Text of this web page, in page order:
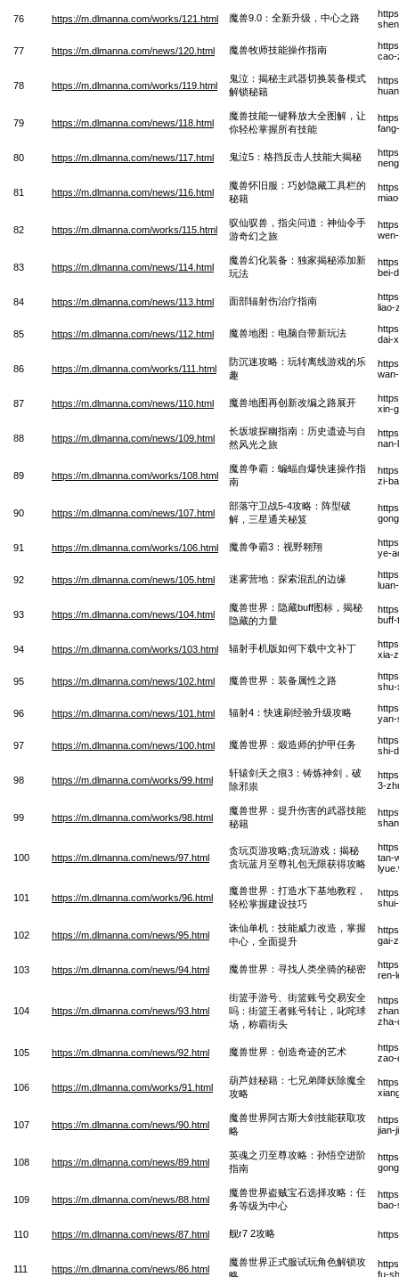
76 https://m.dlmanna.com/works/121.html 魔兽9.0：全新升级，中心之路
77 https://m.dlmanna.com/news/120.html 魔兽牧师技能操作指南
cao-
78 https://m.dlmanna.com/works/119.html
鬼泣：揭秘主武器切换装备模式
解锁秘籍
79 https://m.dlmanna.com/news/118.html
魔兽技能一键释放大全图解，让
你轻松掌握所有技能
80 https://m.dlmanna.com/news/117.html 鬼泣5：格挡反击人技能大揭秘
81 https://m.dlmanna.com/news/116.html
魔兽怀旧服：巧妙隐藏工具栏的
秘籍
82 https://m.dlmanna.com/works/115.html
驭仙驭兽，指尖问道：神仙令手
游奇幻之旅
83 https://m.dlmanna.com/news/114.html
魔兽幻化装备：独家揭秘添加新
玩法
bei-
84 https://m.dlmanna.com/news/113.html 面部辐射伤治疗指南
liao-
85 https://m.dlmanna.com/news/112.html 魔兽地图：电脑自带新玩法
dai-
86 https://m.dlmanna.com/works/111.html
防沉迷攻略：玩转离线游戏的乐
趣
87 https://m.dlmanna.com/news/110.html 魔兽地图再创新改编之路展开
xin-
88 https://m.dlmanna.com/news/109.html
长坂坡探幽指南：历史遗迹与自
然风光之旅
89 https://m.dlmanna.com/works/108.html
魔兽争霸：蝙蝠自爆快速操作指
南
zi-
90 https://m.dlmanna.com/news/107.html
部落守卫战5-4攻略：阵型破
解，三星通关秘笈
91 https://m.dlmanna.com/works/106.html 魔兽争霸3：视野翱翔
ye-
92 https://m.dlmanna.com/news/105.html 迷雾营地：探索混乱的边缘
93 https://m.dlmanna.com/news/104.html
魔兽世界：隐藏buff图标，揭秘
隐藏的力量
buff-
94 https://m.dlmanna.com/works/103.html 辐射手机版如何下载中文补丁
xia-
95 https://m.dlmanna.com/news/102.html 魔兽世界：装备属性之路
shu-
96 https://m.dlmanna.com/news/101.html 辐射4：快速刷经验升级攻略
yan-
97 https://m.dlmanna.com/news/100.html 魔兽世界：煅造师的护甲任务
shi-
98 https://m.dlmanna.com/works/99.html
轩辕剑天之痕3：铸炼神剑，破
除邪祟
3-
99 https://m.dlmanna.com/works/98.html
魔兽世界：提升伤害的武器技能
秘籍
100 https://m.dlmanna.com/news/97.html
贪玩页游攻略;贪玩游戏：揭秘
贪玩蓝月至尊礼包无限获得攻略
tan-
101 https://m.dlmanna.com/works/96.html
魔兽世界：打造水下基地教程，
轻松掌握建设技巧
102 https://m.dlmanna.com/news/95.html
诛仙单机：技能威力改造，掌握
中心，全面提升
gai-
103 https://m.dlmanna.com/news/94.html 魔兽世界：寻找人类坐骑的秘密
ren-
104 https://m.dlmanna.com/news/93.html
街篮手游号、街篮账号交易安全
吗：街篮王者账号转让，叱咤球
场，称霸街头
zha-
105 https://m.dlmanna.com/news/92.html 魔兽世界：创造奇迹的艺术
zao-
106 https://m.dlmanna.com/works/91.html
葫芦娃秘籍：七兄弟降妖除魔全
攻略
107 https://m.dlmanna.com/news/90.html
魔兽世界阿古斯大剑技能获取攻
略
jian-
108 https://m.dlmanna.com/news/89.html
英魂之刃至尊攻略：孙悟空进阶
指南
109 https://m.dlmanna.com/news/88.html
魔兽世界盗贼宝石选择攻略：任
务等级为中心
110 https://m.dlmanna.com/news/87.html 舰r7 2攻略
111 https://m.dlmanna.com/news/86.html
魔兽世界正式服试玩角色解锁攻
fu-